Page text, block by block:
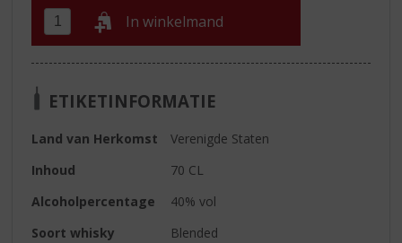
In winkelmand
ETIKETINFORMATIE
Land van Herkomst
Verenigde Staten
Inhoud
70 CL
Alcoholpercentage
40% vol
Soort whisky
Blended